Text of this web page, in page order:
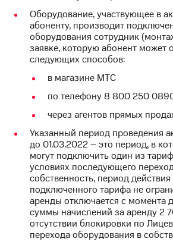
и подписки
МТС
Premium
Подписка
на гигабайты
фильмы,
музыка
и многое
другое
Семейная
группа
Скидка
на тарифы,
общие
подписки
и услуги,
доступ
к геолокации
к геолокации
Сертификаты
безопасности
Всё
рукой
в Мой МТС
Посмотрите,
что
полезного
есть
в нашем
приложении
КИОН
КИОН
Музыка
Оборудование, участвующее в
абоненту, производит
оборудования сотрудник
заявке, которую абонент может
следующих способов:
в магазине МТС
по телефону 8 800 250
через агентов прямых
Указанный период проведения
до 01.03.2022 – это период, в
могут подключить один из
условиях последующего
собственность, период
подключенного тарифа не
аренды отключается с момента
суммы начислений за аренду 2
отсутствии блокировки по
перехода оборудования в